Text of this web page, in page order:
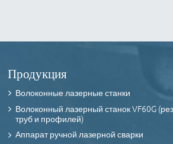
Продукция
Волоконные лазерные станки
Волоконный лазерный станок VF60G
труб и профилей)
Аппарат ручной лазерной сварки